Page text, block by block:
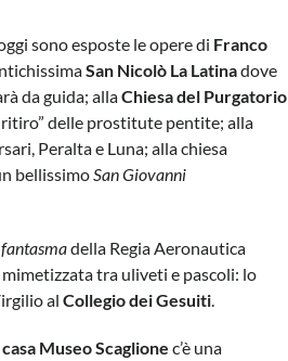
sono esposte le opere di Franco
San Nicolò La Latinadove
da guida; allaChiesa del Purgatorio
delle prostitute pentite; alla
Peralta e Luna; alla chiesa
bellissimo San Giovanni
fantasmadella Regia Aeronautica
tra uliveti e pascoli: lo
alCollegio dei Gesuiti
casa Museo Scaglione c’è una